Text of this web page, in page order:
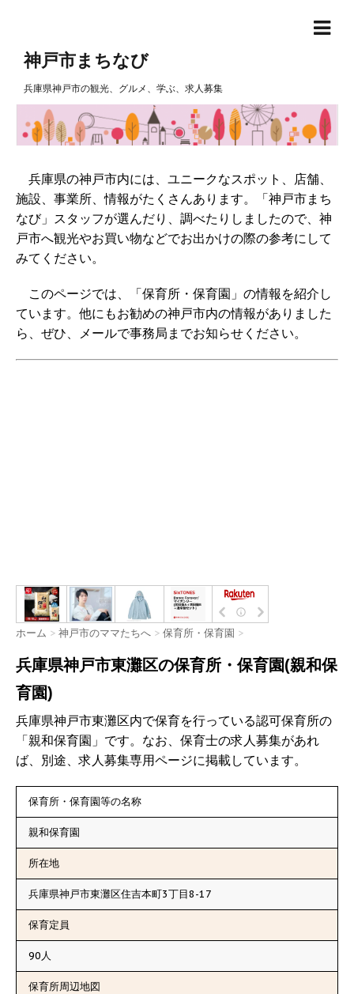
神戸市まちなび
兵庫県神戸市の観光、グルメ、学ぶ、求人募集
兵庫県の神戸市内には、ユニークなスポット、店舗、
施設、事業所、情報がたくさんあります。「神戸市まち
なび」スタッフが選んだり、調べたりしましたので、神
戸市へ観光やお買い物などでお出かけの際の参考にして
みてください。
このページでは、「保育所・保育園」の情報を紹介し
ています。他にもお勧めの神戸市内の情報がありました
ら、ぜひ、メールで事務局までお知らせください。
ホーム > 神戸市のママたちへ > 保育所・保育園 >
兵庫県神戸市東灘区の保育所・保育園(親和保
育園)
兵庫県神戸市東灘区内で保育を行っている認可保育所の
「親和保育園」です。なお、保育士の求人募集があれ
ば、別途、求人募集専用ページに掲載しています。
保育所・保育園等の名称
親和保育園
所在地
兵庫県神戸市東灘区住吉本町3丁目8-17
保育定員
90人
保育所周辺地図